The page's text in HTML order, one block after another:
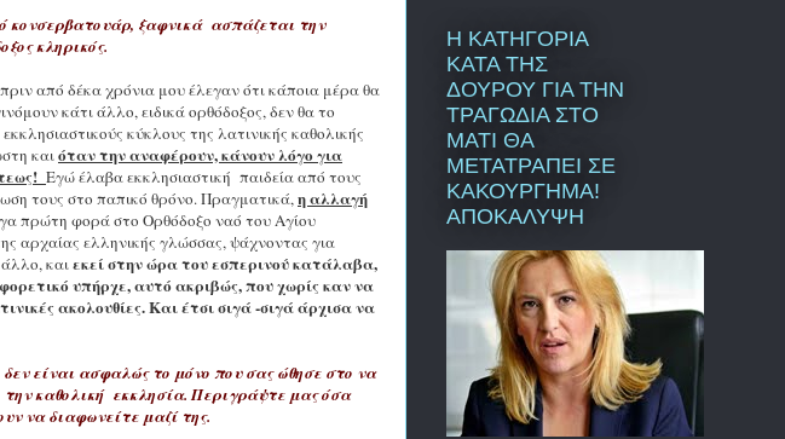
κονσερβατουάρ, ξαφνικά ασπάζεται την
κληρικός.
από δέκα χρόνια μου έλεγαν ότι κάποια μέρα θα
κάτι άλλο, ειδικά ορθόδοξος, δεν θα το
κύκλους της λατινικής καθολικής
καιόταν την αναφέρουν, κάνουν λόγο για
Εγώ έλαβα εκκλησιαστική παιδεία από τους
τους στο παπικό θρόνο. Πραγματικά,η αλλαγή
πρώτη φορά στο Ορθόδοξο ναό του Αγίου
αρχαίας ελληνικής γλώσσας, ψάχνοντας για
καιεκεί στην ώρα του εσπερινού κατάλαβα,
υπήρχε, αυτό ακριβώς, που χωρίς καν να
ακολουθίες. Και έτσι σιγά -σιγά άρχισα να
είναι ασφαλώς το μόνο που σας ώθησε στο να
καθολική εκκλησία. Περιγράψτε μας όσα
να διαφωνείτε μαζί της.
Η ΚΑΤΗΓΟΡΙΑ
ΚΑΤΑ ΤΗΣ
ΔΟΥΡΟΥ ΓΙΑ ΤΗΝ
ΤΡΑΓΩΔΙΑ ΣΤΟ
ΜΑΤΙ ΘΑ
ΜΕΤΑΤΡΑΠΕΙ ΣΕ
ΚΑΚΟΥΡΓΗΜΑ!
ΑΠΟΚΑΛΥΨΗ